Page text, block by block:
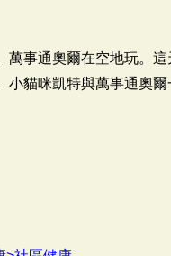
萬事通奧爾在空地玩。
貓咪凱特與萬事通奧爾